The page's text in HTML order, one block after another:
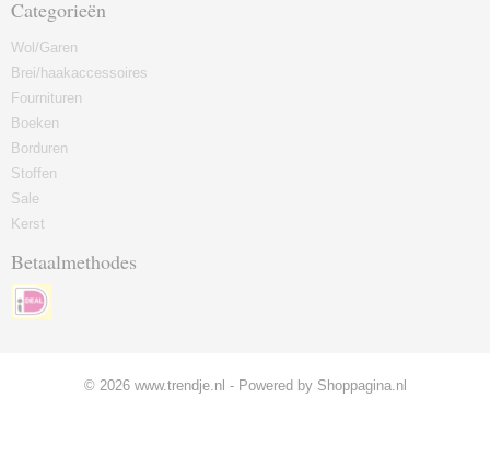
Categorieën
Wol/Garen
Brei/haakaccessoires
Fournituren
Boeken
Borduren
Stoffen
Sale
Kerst
Betaalmethodes
© 2026 www.trendje.nl - Powered by Shoppagina.nl